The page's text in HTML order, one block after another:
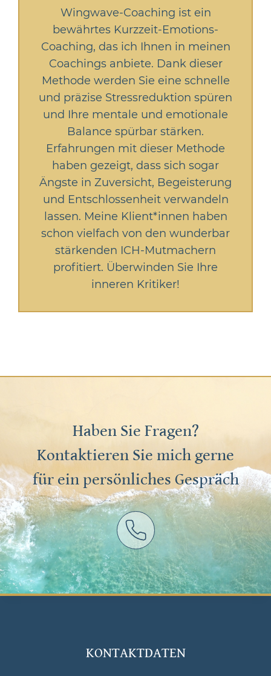
Wingwave-Coaching ist ein
bewährtes Kurzzeit-Emotions-
Coaching, das ich Ihnen in meinen
Coachings anbiete. Dank dieser
Methode werden Sie eine schnelle
und präzise Stressreduktion spüren
und Ihre mentale und emotionale
Balance spürbar stärken.
Erfahrungen mit dieser Methode
haben gezeigt, dass sich sogar
Ängste in Zuversicht, Begeisterung
und Entschlossenheit verwandeln
lassen. Meine Klient*innen haben
schon vielfach von den wunderbar
stärkenden ICH-Mutmachern
profitiert. Überwinden Sie Ihre
inneren Kritiker!
Haben Sie Fragen?
Kontaktieren Sie mich gerne
für ein persönliches Gespräch
KONTAKTDATEN